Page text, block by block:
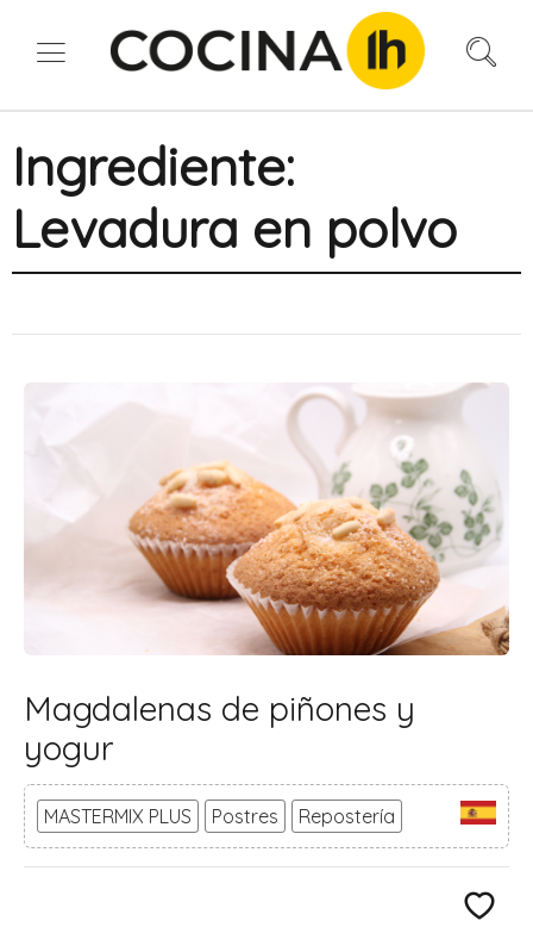
Ingrediente:
Levadura en polvo
Magdalenas de piñones y
yogur
MASTERMIX PLUS Postres Repostería